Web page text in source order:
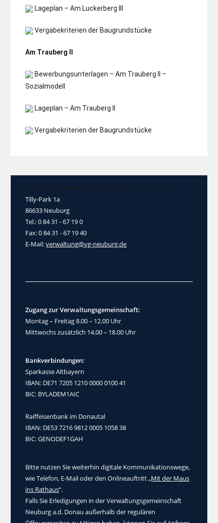
Lageplan – Am Luckerberg III
Vergabekriterien der Baugrundstücke
Am Trauberg II
Bewerbungsunterlagen – Am Trauberg II –
Sozialmodell
Lageplan – Am Trauberg II
Vergabekriterien der Baugrundstücke
Tilly-Park 1a
86633 Neuburg
Tel.: 0 84 31 - 67 19 0
Fax: 0 84 31 - 67 19 40
E-Mail:verwaltung@vg-neuburg.de
Zugang zur Verwaltungsgemeinschaft:
Montag – Freitag 8.00 – 12.00 Uhr
Mittwochs zusätzlich 14.00 – 18.00 Uhr
Bankverbindungen:
Sparkasse Altbayern
IBAN: DE71 7205 1210 0000 0100 41
BIC: BYLADEM1AIC
Raiffeisenbank im Donautal
IBAN: DE53 7216 9812 0005 1058 38
BIC: GENODEF1GAH
Bitte nutzen Sie weiterhin digitale Kommunikationswege,
wie Telefon, E-Mail oder den Onlineauftritt „Mit der Maus
ins Rathaus“.
Falls Sie Erledigungen in der Verwaltungsgemeinschaft
Neuburg a.d. Donau außerhalb der regulären